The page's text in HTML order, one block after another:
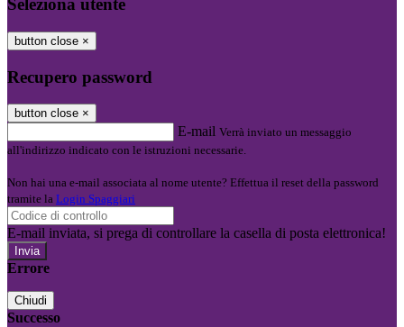
Seleziona utente
button close ×
Recupero password
button close ×
E-mail Verrà inviato un messaggio
all'indirizzo indicato con le istruzioni necessarie.
Non hai una e-mail associata al nome utente? Effettua il reset della password
tramite la Login Spaggiari
E-mail inviata, si prega di controllare la casella di posta elettronica!
Errore
Chiudi
Successo